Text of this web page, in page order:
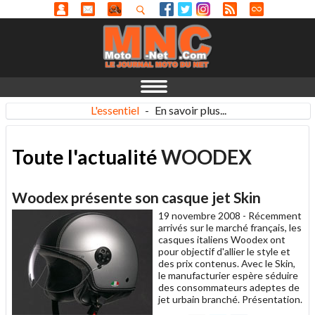
L'essentiel - En savoir plus...
Toute l'actualitéWOODEX
Woodex présente son casque jet Skin
19 novembre 2008 - Récemment
arrivés sur le marché français, les
casques italiens Woodex ont
pour objectif d'allier le style et
des prix contenus. Avec le Skin,
le manufacturier espère séduire
des consommateurs adeptes de
jet urbain branché. Présentation.